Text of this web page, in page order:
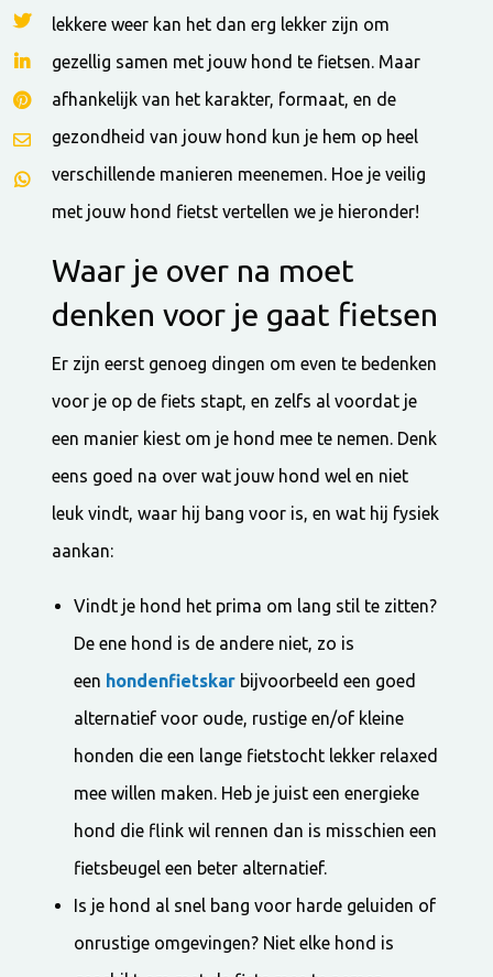
lekkere weer kan het dan erg lekker zijn om
gezellig samen met jouw hond te fietsen. Maar
afhankelijk van het karakter, formaat, en de
gezondheid van jouw hond kun je hem op heel
verschillende manieren meenemen. Hoe je veilig
met jouw hond fietst vertellen we je hieronder!
Waar je over na moet
denken voor je gaat fietsen
Er zijn eerst genoeg dingen om even te bedenken
voor je op de fiets stapt, en zelfs al voordat je
een manier kiest om je hond mee te nemen. Denk
eens goed na over wat jouw hond wel en niet
leuk vindt, waar hij bang voor is, en wat hij fysiek
aankan:
Vindt je hond het prima om lang stil te zitten?
De ene hond is de andere niet, zo is
een hondenfietskar bijvoorbeeld een goed
alternatief voor oude, rustige en/of kleine
honden die een lange fietstocht lekker relaxed
mee willen maken. Heb je juist een energieke
hond die flink wil rennen dan is misschien een
fietsbeugel een beter alternatief.
Is je hond al snel bang voor harde geluiden of
onrustige omgevingen? Niet elke hond is